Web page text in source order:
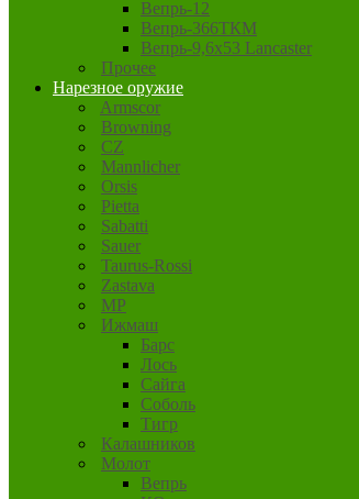
Вепрь-12
Вепрь-366ТКМ
Вепрь-9,6х53 Lancaster
Прочее
Нарезное оружие
Armscor
Browning
CZ
Mannlicher
Orsis
Pietta
Sabatti
Sauer
Taurus-Rossi
Zastava
MP
Ижмаш
Барс
Лось
Сайга
Соболь
Тигр
Калашников
Молот
Вепрь